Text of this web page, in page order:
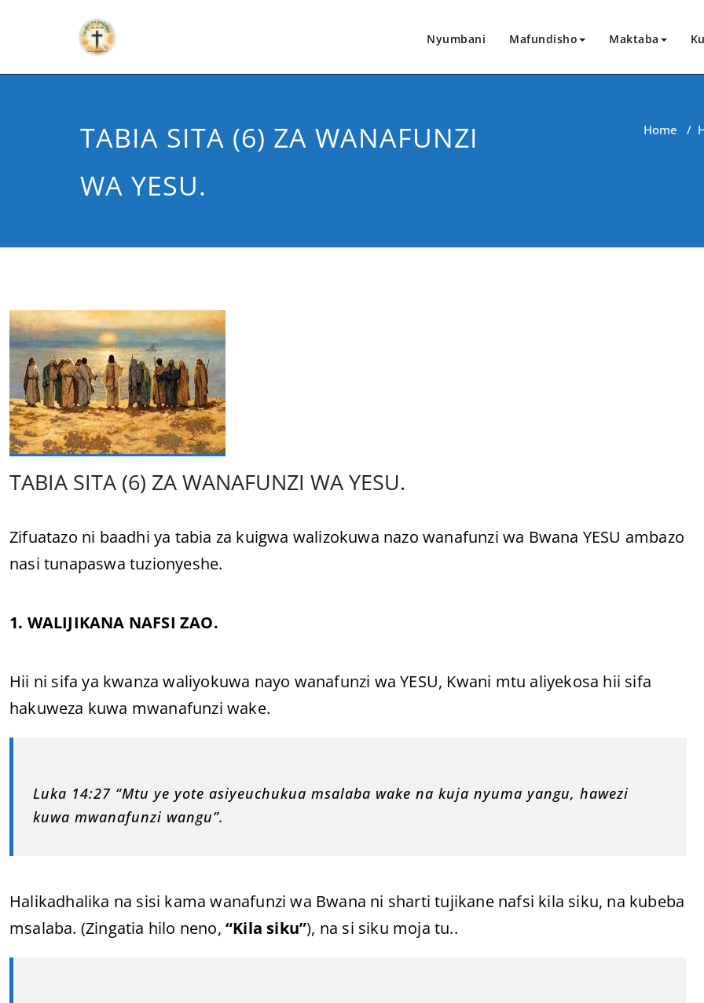
Nyumbani Mafundisho Maktaba
TABIA SITA (6) ZA WANAFUNZI
WA YESU.
Home /
TABIA SITA (6) ZA WANAFUNZI WA YESU.
Zifuatazo ni baadhi ya tabia za kuigwa walizokuwa nazo wanafunzi wa Bwana YESU ambazo
nasi tunapaswa tuzionyeshe.
1. WALIJIKANA NAFSI ZAO.
Hii ni sifa ya kwanza waliyokuwa nayo wanafunzi wa YESU, Kwani mtu aliyekosa hii sifa
hakuweza kuwa mwanafunzi wake.
Luka 14:27 “Mtu ye yote asiyeuchukua msalaba wake na kuja nyuma yangu, hawezi
kuwa mwanafunzi wangu”.
Halikadhalika na sisi kama wanafunzi wa Bwana ni sharti tujikane nafsi kila siku, na kubeba
msalaba. (Zingatia hilo neno, “Kila siku”), na si siku moja tu..
CHANGIA HAPA